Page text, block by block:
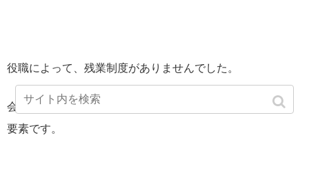
役職によって、残業制度がありませんでした。
会社の人件費で考えて、
は不安
要素です。